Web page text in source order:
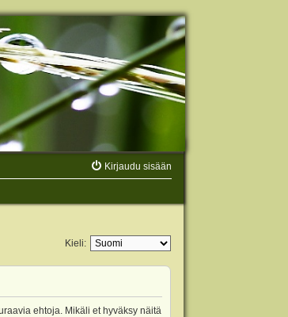
Kirjaudu sisään
Kieli:
ehtoja. Mikäli et hyväksy näitä